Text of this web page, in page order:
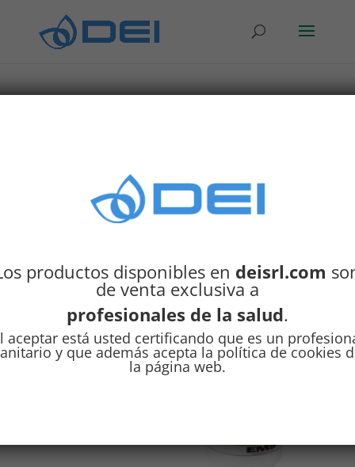
Mostrando los 3 resultados
productos disponibles en deisrl.com
de venta exclusiva a
profesionales de la salud.
aceptar está usted certificando que es un
y que además acepta la política de cookies
la página web.